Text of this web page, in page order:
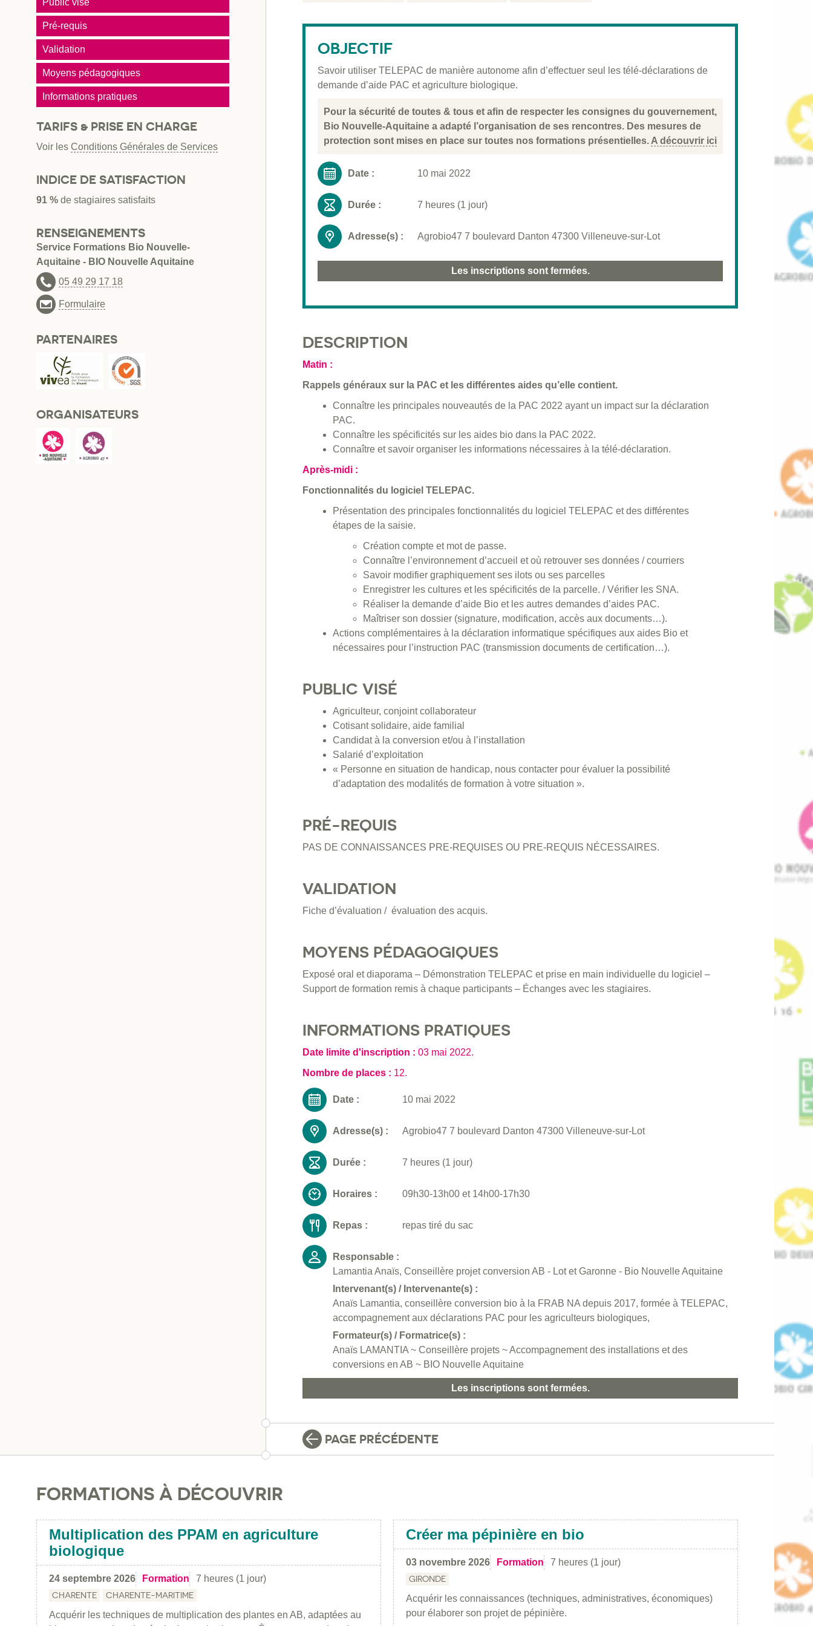
OBJECTIF
Savoir utiliser TELEPAC de manière autonome afin d’effectuer seul les télé-déclarations de
demande d’aide PAC et agriculture biologique.
Pour la sécurité de toutes & tous et afin de respecter les consignes du gouvernement,
Bio Nouvelle-Aquitaine a adapté l’organisation de ses rencontres. Des mesures de
protection sont mises en place sur toutes nos formations présentielles. A découvrir ici
Date : 10 mai 2022
Durée : 7 heures (1 jour)
Adresse(s) : Agrobio47 7 boulevard Danton 47300 Villeneuve-sur-Lot
Les inscriptions sont fermées.
DESCRIPTION
Matin :
Rappels généraux sur la PAC et les différentes aides qu’elle contient.
Connaître les principales nouveautés de la PAC 2022 ayant un impact sur la déclaration
PAC.
Connaître les spécificités sur les aides bio dans la PAC 2022.
Connaître et savoir organiser les informations nécessaires à la télé-déclaration.
Après-midi :
Fonctionnalités du logiciel TELEPAC.
Présentation des principales fonctionnalités du logiciel TELEPAC et des différentes
étapes de la saisie.
Création compte et mot de passe.
Connaître l’environnement d’accueil et où retrouver ses données / courriers
Savoir modifier graphiquement ses ilots ou ses parcelles
Enregistrer les cultures et les spécificités de la parcelle. / Vérifier les SNA.
Réaliser la demande d’aide Bio et les autres demandes d’aides PAC.
Maîtriser son dossier (signature, modification, accès aux documents…).
Actions complémentaires à la déclaration informatique spécifiques aux aides Bio et
nécessaires pour l’instruction PAC (transmission documents de certification…).
PUBLIC VISÉ
Agriculteur, conjoint collaborateur
Cotisant solidaire, aide familial
Candidat à la conversion et/ou à l’installation
Salarié d’exploitation
« Personne en situation de handicap, nous contacter pour évaluer la possibilité
d’adaptation des modalités de formation à votre situation ».
PRÉ-REQUIS
PAS DE CONNAISSANCES PRE-REQUISES OU PRE-REQUIS NÉCESSAIRES.
VALIDATION
Fiche d’évaluation / évaluation des acquis.
MOYENS PÉDAGOGIQUES
Exposé oral et diaporama – Démonstration TELEPAC et prise en main individuelle du logiciel –
Support de formation remis à chaque participants – Échanges avec les stagiaires.
INFORMATIONS PRATIQUES
Date limite d'inscription : 03 mai 2022.
Nombre de places : 12.
Date : 10 mai 2022
Adresse(s) : Agrobio47 7 boulevard Danton 47300 Villeneuve-sur-Lot
Durée : 7 heures (1 jour)
Horaires : 09h30-13h00 et 14h00-17h30
Repas : repas tiré du sac
Responsable :
Lamantia Anaïs, Conseillère projet conversion AB - Lot et Garonne - Bio Nouvelle Aquitaine
Intervenant(s) / Intervenante(s) :
Anaïs Lamantia, conseillère conversion bio à la FRAB NA depuis 2017, formée à TELEPAC,
accompagnement aux déclarations PAC pour les agriculteurs biologiques,
Formateur(s) / Formatrice(s) :
Anaïs LAMANTIA ~ Conseillère projets ~ Accompagnement des installations et des
conversions en AB ~ BIO Nouvelle Aquitaine
Les inscriptions sont fermées.
PAGE PRÉCÉDENTE
Public visé
Pré-requis
Validation
Moyens pédagogiques
Informations pratiques
TARIFS & PRISE EN CHARGE
Voir les Conditions Générales de Services
INDICE DE SATISFACTION
91 % de stagiaires satisfaits
RENSEIGNEMENTS
Service Formations Bio Nouvelle-
Aquitaine - BIO Nouvelle Aquitaine
05 49 29 17 18
Formulaire
PARTENAIRES
ORGANISATEURS
FORMATIONS À DÉCOUVRIR
Multiplication des PPAM en agriculture
biologique
24 septembre 2026 Formation 7 heures (1 jour)
CHARENTE CHARENTE-MARITIME
Acquérir les techniques de multiplication des plantes en AB, adaptées au
Créer ma pépinière en bio
03 novembre 2026 Formation 7 heures (1 jour)
GIRONDE
Acquérir les connaissances (techniques, administratives, économiques)
pour élaborer son projet de pépinière.